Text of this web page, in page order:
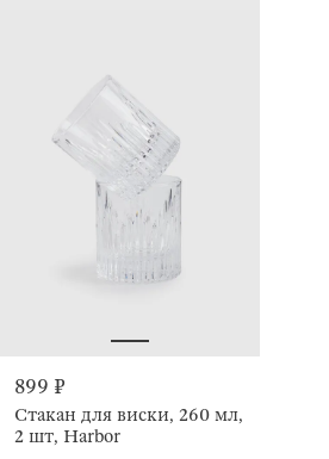
899 ₽
Стакан для виски, 260 мл,
2 шт, Harbor